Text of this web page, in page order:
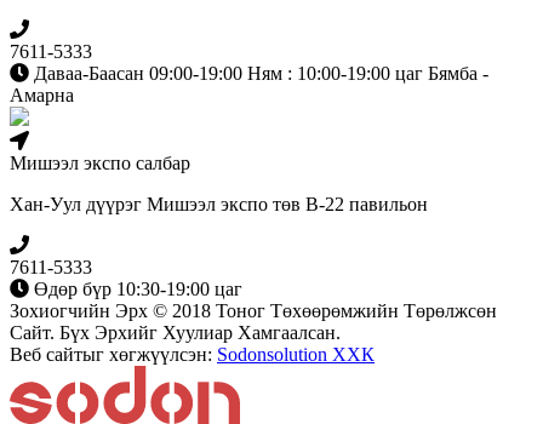
7611-5333
Даваа-Баасан 09:00-19:00 Ням : 10:00-19:00 цаг Бямба -
Амарна
Мишээл экспо салбар
Хан-Уул дүүрэг Мишээл экспо төв B-22 павильон
7611-5333
Өдөр бүр 10:30-19:00 цаг
Зохиогчийн Эрх © 2018 Тоног Төхөөрөмжийн Төрөлжсөн
Сайт. Бүх Эрхийг Хуулиар Хамгаалсан.
Веб сайтыг хөгжүүлсэн: Sodonsolution ХХК